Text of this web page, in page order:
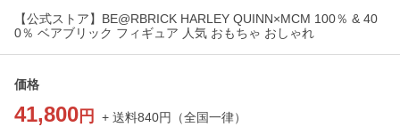
【公式ストア】BE@RBRICK HARLEY QUINN×MCM 100％ & 40
0％ ベアブリック フィギュア 人気 おもちゃ おしゃれ
価格
41,800 円 + 送料840円 （全国一律）